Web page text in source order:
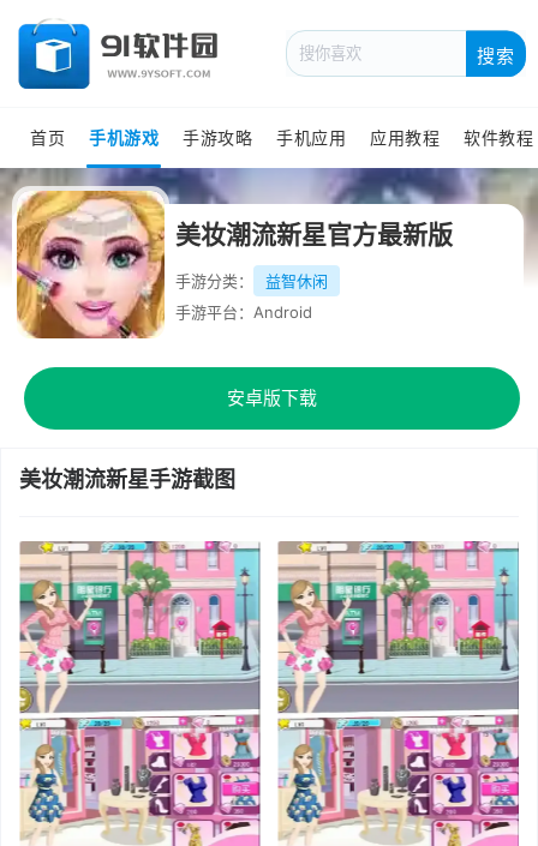
搜索
首页 手机游戏 手游攻略 手机应用 应用教程 软件教程
美妆潮流新星官方最新版
手游分类：
益智休闲
手游平台：Android
安卓版下载
美妆潮流新星手游截图